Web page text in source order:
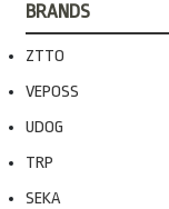
BRANDS
ZTTO
VEPOSS
UDOG
TRP
SEKA